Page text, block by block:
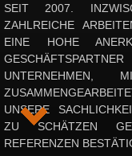
SEIT 2007.
ZAHLREICHE
EINE HOHE
UNSERE
ZU SCHÄTZEN
REFERENZEN